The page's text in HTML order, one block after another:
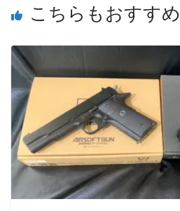
こちらもおすすめ